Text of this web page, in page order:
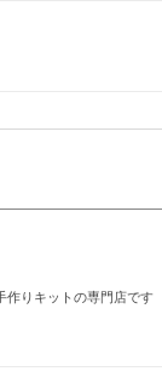
作りキットの専門店です